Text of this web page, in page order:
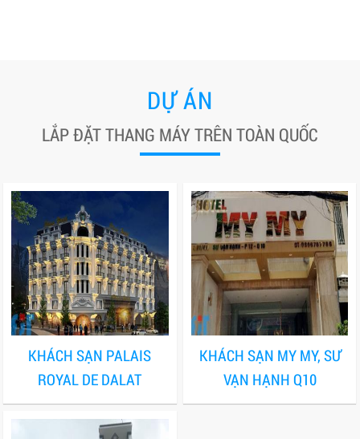
DỰ ÁN
LẮP ĐẶT THANG MÁY TRÊN TOÀN QUỐC
KHÁCH SẠN PALAIS
ROYAL DE DALAT
KHÁCH SẠN MY MY, SƯ
VẠN HẠNH Q10